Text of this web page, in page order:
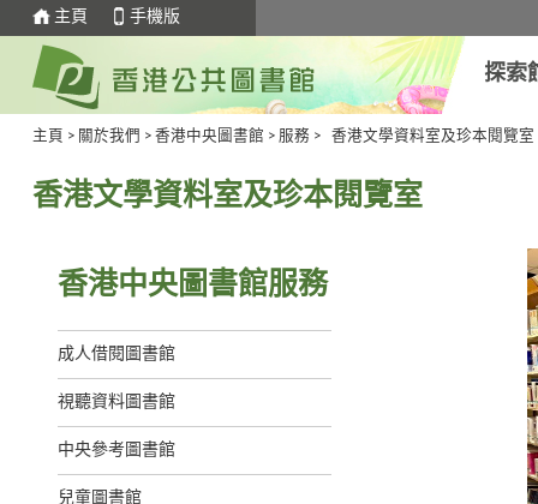
主頁 手機版
探索
主頁 > 關於我們 > 香港中央圖書館 > 服務 > 香港文學資料室及珍本閱覽室
香港文學資料室及珍本閱覽室
香港中央圖書館服務
成人借閱圖書館
視聽資料圖書館
中央參考圖書館
兒童圖書館